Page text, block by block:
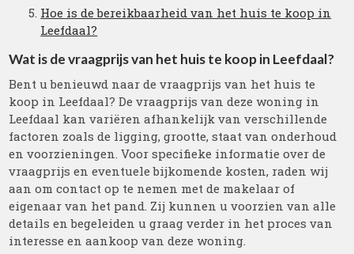
Hoe is de bereikbaarheid van het huis te koop in
Leefdaal?
Wat is de vraagprijs van het huis te koop in Leefdaal?
Bent u benieuwd naar de vraagprijs van het huis te
koop in Leefdaal? De vraagprijs van deze woning in
Leefdaal kan variëren afhankelijk van verschillende
factoren zoals de ligging, grootte, staat van onderhoud
en voorzieningen. Voor specifieke informatie over de
vraagprijs en eventuele bijkomende kosten, raden wij
aan om contact op te nemen met de makelaar of
eigenaar van het pand. Zij kunnen u voorzien van alle
details en begeleiden u graag verder in het proces van
interesse en aankoop van deze woning.